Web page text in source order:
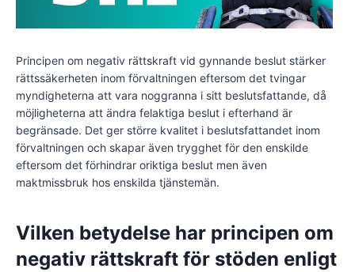
Principen om negativ rättskraft vid gynnande beslut stärker
rättssäkerheten inom förvaltningen eftersom det tvingar
myndigheterna att vara noggranna i sitt beslutsfattande, då
möjligheterna att ändra felaktiga beslut i efterhand är
begränsade. Det ger större kvalitet i beslutsfattandet inom
förvaltningen och skapar även trygghet för den enskilde
eftersom det förhindrar oriktiga beslut men även
maktmissbruk hos enskilda tjänstemän.
Vilken betydelse har principen om
negativ rättskraft för stöden enligt